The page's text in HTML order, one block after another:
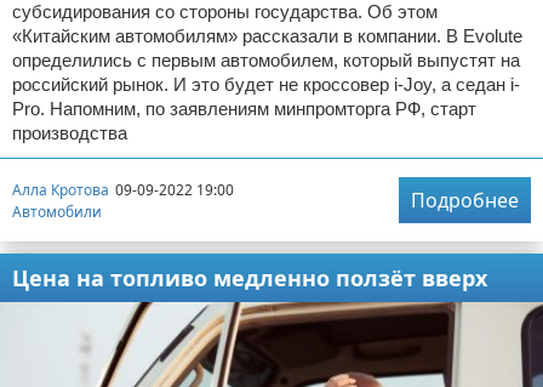
субсидирования со стороны государства. Об этом
«Китайским автомобилям» рассказали в компании. В Evolute
определились с первым автомобилем, который выпустят на
российский рынок. И это будет не кроссовер i-Joy, а седан i-
Pro. Напомним, по заявлениям минпромторга РФ, старт
производства
Алла Кротова 09-09-2022 19:00
Автомобили
Подробнее
Цена на топливо медленно ползёт вверх